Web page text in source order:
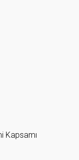
Kapsamı